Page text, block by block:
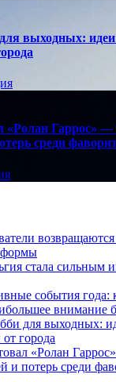
выходных:
«Ролан Гаррос» —
среди
стала сильным
события года:
внимание
для выходных:
города
«Ролан
и потерь среди